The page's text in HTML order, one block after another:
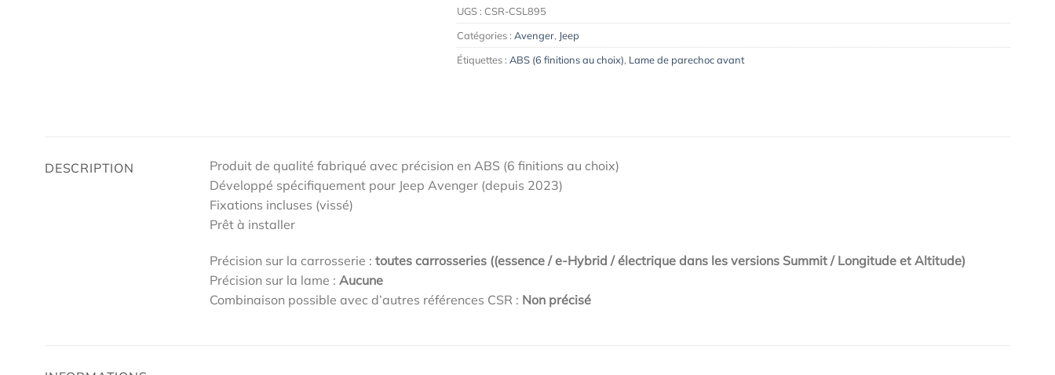
UGS : CSR-CSL895
Catégories : Avenger, Jeep
Étiquettes : ABS (6 finitions au choix), Lame de parechoc avant
DESCRIPTION
Produit de qualité fabriqué avec précision en ABS (6 finitions au choix)
Développé spécifiquement pour Jeep Avenger (depuis 2023)
Fixations incluses (vissé)
Prêt à installer
Précision sur la carrosserie : toutes carrosseries ((essence / e-Hybrid / électrique dans les versions Summit / Longitude et Altitude)
Précision sur la lame : Aucune
Combinaison possible avec d’autres références CSR : Non précisé